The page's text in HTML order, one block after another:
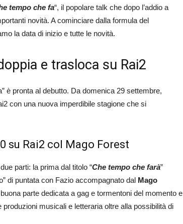
tempo che fa“, il popolare talk che dopo l’addio a
novità. A cominciare dalla formula del
la data di inizio e tutte le novità.
e trasloca su Rai2
è pronta al debutto. Da domenica 29 settembre,
con una nuova imperdibile stagione che si
su Rai2 col Mago Forest
parti: la prima dal titolo “Che tempo che farà”
di puntata con Fazio accompagnato dal Mago
parte dedicata a gag e tormentoni del momento e
musicali e letteraria oltre alla possibilità di